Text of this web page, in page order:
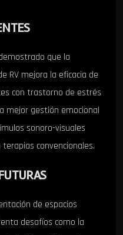
que la
RV mejora la eficacia de
con trastorno de estrés
mejor gestión emocional
sonoro-visuales
convencionales.
de espacios
desafíos como la